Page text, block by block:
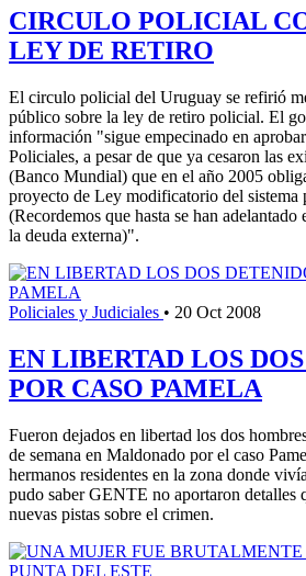
CIRCULO POLICIAL
LEY DE RETIRO
El circulo policial del Uruguay se refirió
público sobre la ley de retiro policial. El
información "sigue empecinado en
Policiales, a pesar de que ya cesaron las
(Banco Mundial) que en el año 2005
proyecto de Ley modificatorio del sistema
(Recordemos que hasta se han adelantado
la deuda externa)".
Policiales y Judiciales • 20 Oct 2008
EN LIBERTAD LOS
POR CASO PAMELA
Fueron dejados en libertad los dos
de semana en Maldonado por el caso
hermanos residentes en la zona donde
pudo saber GENTE no aportaron detalles
nuevas pistas sobre el crimen.